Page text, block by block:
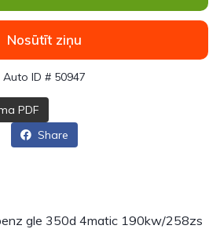
Nosūtīt ziņu
Auto ID # 50947
PDF
Share
gle 350d 4matic 190kw/258zs